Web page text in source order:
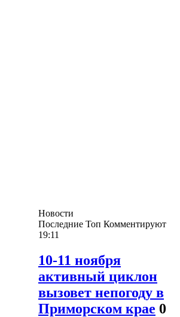
Новости
Последние Топ Комментируют
19:11
10-11 ноября
активный циклон
вызовет непогоду в
Приморском крае 0